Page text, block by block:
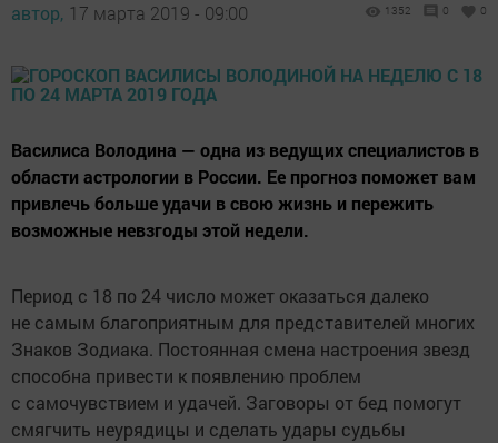
автор, 17 марта 2019 - 09:00 1352 0 0
Василиса Володина — одна из ведущих специалистов в
области астрологии в России. Ее прогноз поможет вам
привлечь больше удачи в свою жизнь и пережить
возможные невзгоды этой недели.
Период с 18 по 24 число может оказаться далеко
не самым благоприятным для представителей многих
Знаков Зодиака. Постоянная смена настроения звезд
способна привести к появлению проблем
с самочувствием и удачей. Заговоры от бед помогут
смягчить неурядицы и сделать удары судьбы